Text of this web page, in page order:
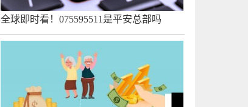
全球即时看！075595511是平安总部吗